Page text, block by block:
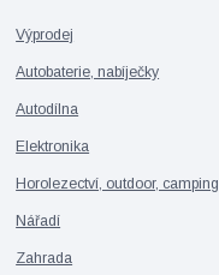
Výprodej
Autobaterie, nabíječky
Autodílna
Elektronika
Horolezectví, outdoor, camping
Nářadí
Zahrada